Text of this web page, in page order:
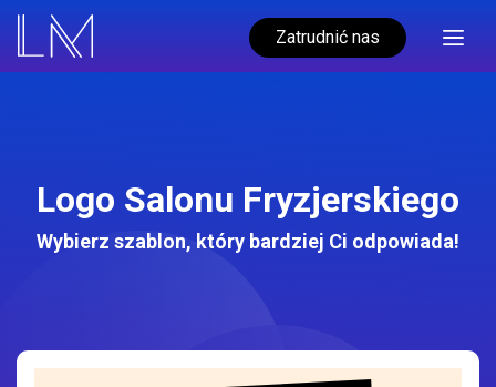
Zatrudnić nas
Logo Salonu Fryzjerskiego
Wybierz szablon, który bardziej Ci odpowiada!